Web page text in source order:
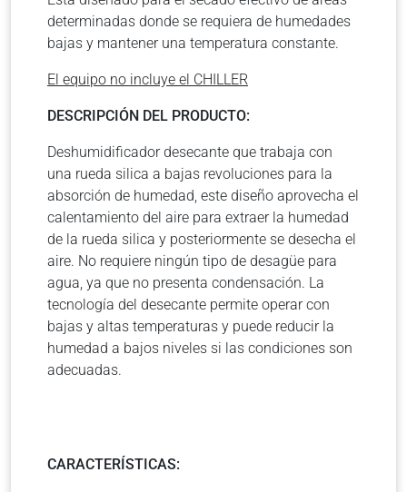
determinadas donde se requiera de humedades
bajas y mantener una temperatura constante.
El equipo no incluye el CHILLER
DESCRIPCIÓN DEL PRODUCTO:
Deshumidificador desecante que trabaja con
una rueda silica a bajas revoluciones para la
absorción de humedad, este diseño aprovecha el
calentamiento del aire para extraer la humedad
de la rueda silica y posteriormente se desecha el
aire. No requiere ningún tipo de desagüe para
agua, ya que no presenta condensación. La
tecnología del desecante permite operar con
bajas y altas temperaturas y puede reducir la
humedad a bajos niveles si las condiciones son
adecuadas.
CARACTERÍSTICAS: